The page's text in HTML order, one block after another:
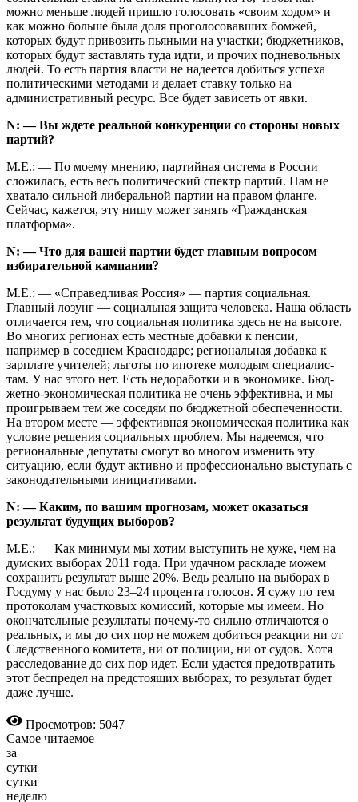
можно меньше людей пришло голосовать «своим ходом» и
как можно больше была доля проголосовавших бомжей,
которых будут привозить пьяными на участки; бюджетников,
которых будут заставлять туда идти, и прочих подневольных
людей. То есть партия власти не надеется добиться успеха
политическими методами и делает ставку только на
административный ресурс. Все будет зависеть от явки.
N: — Вы ждете реальной конкуренции со стороны новых
партий?
М.Е.: — По моему мнению, партийная система в России
сложилась, есть весь политический спектр партий. Нам не
хватало сильной либеральной партии на правом фланге.
Сейчас, кажется, эту нишу может занять «Гражданская
платформа».
N: — Что для вашей партии будет главным вопросом
избирательной кампании?
М.Е.: — «Справедливая Россия» — партия социальная.
Главный лозунг — социальная защита человека. Наша область
отличается тем, что социальная политика здесь не на высоте.
Во многих регионах есть местные добавки к пенсии,
например в соседнем Краснодаре; региональная добавка к
зарплате учителей; льготы по ипотеке молодым специалис­
там. У нас этого нет. Есть недоработки и в экономике. Бюд­
жетно-экономическая политика не очень эффективна, и мы
проигрываем тем же соседям по бюджетной обеспеченности.
На втором месте — эффективная экономическая политика как
условие решения социальных проблем. Мы надеемся, что
региональные депутаты смогут во многом изменить эту
ситуацию, если будут активно и профессионально выступать с
законодательными инициативами.
N: — Каким, по вашим прогнозам, может оказаться
результат будущих выборов?
М.Е.: — Как минимум мы хотим выступить не хуже, чем на
думских выборах 2011 года. При удачном раскладе можем
сохранить результат выше 20%. Ведь реально на выборах в
Госдуму у нас было 23–24 процента голосов. Я сужу по тем
протоколам участковых комиссий, которые мы имеем. Но
окончательные результаты почему-то сильно отличаются о
реальных, и мы до сих пор не можем добиться реакции ни от
Следственного комитета, ни от полиции, ни от судов. Хотя
расследование до сих пор идет. Если удастся предотвратить
этот беспредел на предстоящих выборах, то результат будет
даже лучше.
Просмотров: 5047
Самое читаемое
за
сутки
сутки
неделю